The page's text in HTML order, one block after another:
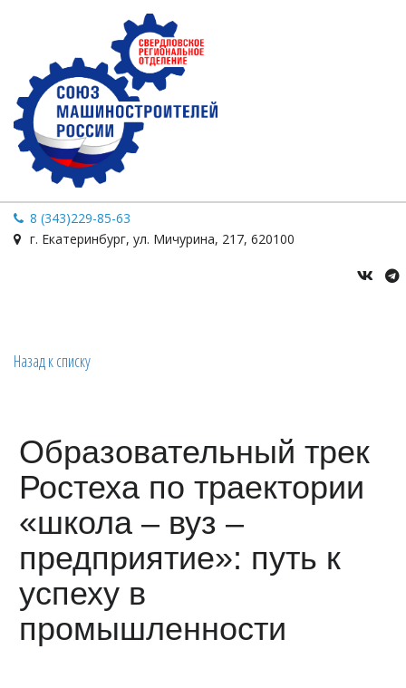
8 (343)229-85-63
г. Екатеринбург, ул. Мичурина, 217, 620100
Назад к списку
Образовательный трек
Ростеха по траектории
«школа – вуз –
предприятие»: путь к
успеху в
промышленности